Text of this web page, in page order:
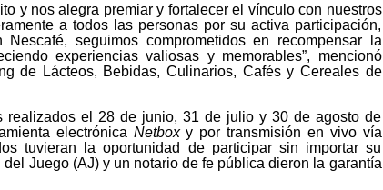
y nos alegra premiar y fortalecer el vínculo con nuestros
a todos las personas por su activa participación,
seguimos comprometidos en recompensar la
experiencias valiosas y memorables”, mencionó
de Lácteos, Bebidas, Culinarios, Cafés y Cereales de
realizados el 28 de junio, 31 de julio y 30 de agosto de
electrónica Netboxy por transmisión en vivo vía
tuvieran la oportunidad de participar sin importar su
Juego (AJ) y un notario de fe pública dieron la garantía